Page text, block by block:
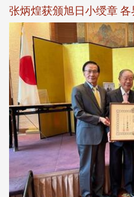
张炳煌获颁旭日小绶章